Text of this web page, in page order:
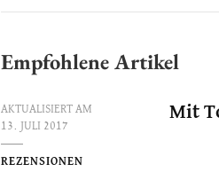
Empfohlene Artikel
AKTUALISIERT AM
13. JULI 2017
REZENSIONEN
Mit